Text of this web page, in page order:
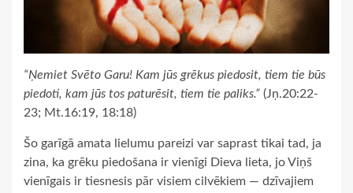
“Ņemiet Svēto Garu! Kam jūs grēkus piedosit, tiem tie būs
piedoti, kam jūs tos paturēsit, tiem tie paliks.” (Jņ.20:22-
23; Mt.16:19, 18:18)
Šo garīgā amata lielumu pareizi var saprast tikai tad, ja
zina, ka grēku piedošana ir vienīgi Dieva lieta, jo Viņš
vienīgais ir tiesnesis pār visiem cilvēkiem — dzīvajiem